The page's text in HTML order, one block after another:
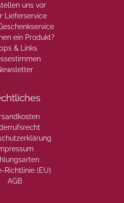
uns vor
Lieferservice
ein Produkt?
& Links
Richtlinie (EU)
AGB